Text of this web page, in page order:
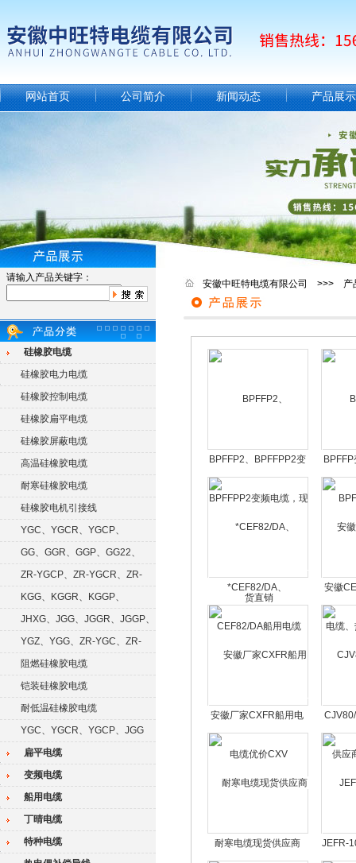
网站首页 公司简介 新闻动态 产品展示
请输入产品关键字：
硅橡胶电缆
硅橡胶电力电缆
硅橡胶控制电缆
硅橡胶扁平电缆
硅橡胶屏蔽电缆
高温硅橡胶电缆
耐寒硅橡胶电缆
硅橡胶电机引接线
YGC、YGCR、YGCP、
YGCRP
GG、GGR、GGP、GG22、
GGRP
ZR-YGCP、ZR-YGCR、ZR-
YGCRP
KGG、KGGR、KGGP、
KGGRP
JHXG、JGG、JGGR、JGGP、
JGGFYGZ、YGG、ZR-YGC、ZR-
KGG阻燃硅橡胶电缆
铠装硅橡胶电缆
耐低温硅橡胶电缆
YGC、YGCR、YGCP、JGG
扁平电缆
变频电缆
船用电缆
丁晴电缆
特种电缆
安徽中旺特电缆有限公司 >>> 产
BPFFP2、BPFFPP2变
频电缆，现货直销
*CEF82/DA、
CEF82/DA船用电缆
安徽
缆、
安徽厂家CXFR船用电
缆优价CXV
应
耐寒电缆现货供应商
JEFR-